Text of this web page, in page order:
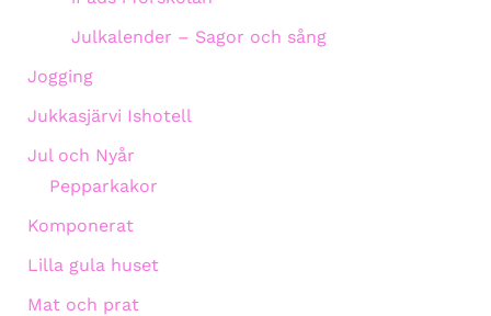
Julkalender – Sagor och sång
Jogging
Jukkasjärvi Ishotell
Jul och Nyår
Pepparkakor
Komponerat
Lilla gula huset
Mat och prat